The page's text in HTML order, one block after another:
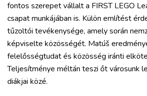
fontos szerepet vállalt a FIRST LEGO
csapat munkájában is. Külön említést
tűzoltói tevékenysége, amely során
képviselte közösségét. Matúš
felelősségtudat és közösség iránti
Teljesítménye méltán teszi őt városunk
diákjai közé.